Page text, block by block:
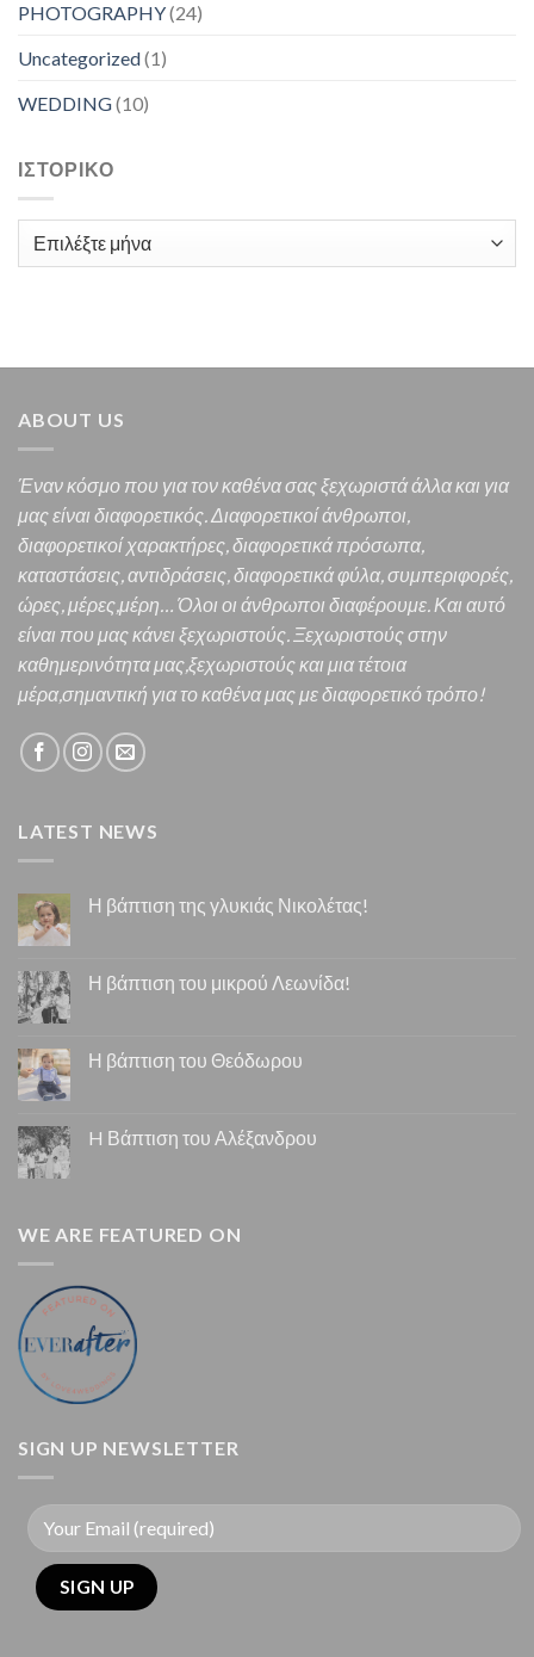
PHOTOGRAPHY(24)
Uncategorized(1)
WEDDING(10)
ΙΣΤΟΡΙΚΌ
Ιστορικό
ABOUT US
Έναν κόσμο που για τον καθένα σας ξεχωριστά άλλα και για
μας είναι διαφορετικός. Διαφορετικοί άνθρωποι,
διαφορετικοί χαρακτήρες, διαφορετικά πρόσωπα,
καταστάσεις, αντιδράσεις, διαφορετικά φύλα, συμπεριφορές,
ώρες, μέρες,μέρη… Όλοι οι άνθρωποι διαφέρουμε. Και αυτό
είναι που μας κάνει ξεχωριστούς. Ξεχωριστούς στην
καθημερινότητα μας,ξεχωριστούς και μια τέτοια
μέρα,σημαντική για το καθένα μαςμε διαφορετικό τρόπο!
LATEST NEWS
Η βάπτιση της γλυκιάς Νικολέτας!
Η βάπτιση του μικρού Λεωνίδα!
Η βάπτιση του Θεόδωρου
H Βάπτιση του Αλέξανδρου
WE ARE FEATURED ON
SIGN UP NEWSLETTER